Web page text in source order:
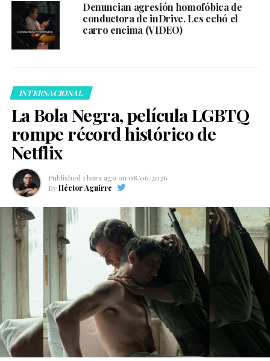
Denuncian agresión homofóbica de
conductora de inDrive. Les echó el
carro encima (VIDEO)
INTERNACIONAL
La Bola Negra, película LGBTQ
rompe récord histórico de
Netflix
Published 1 hora ago on 08/06/2026
By Héctor Aguirre